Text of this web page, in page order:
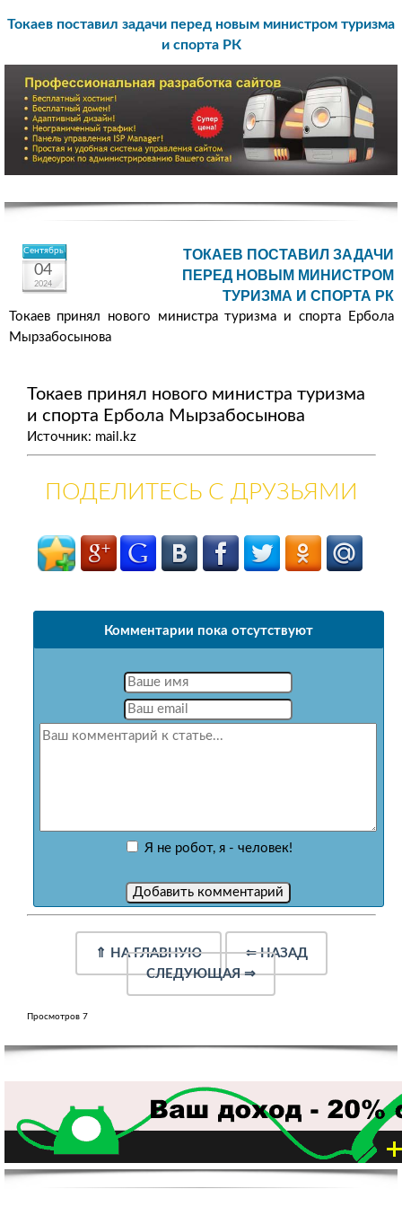
Токаев поставил задачи перед новым министром туризма
и спорта РК
Сентябрь
04
2024
ТОКАЕВ ПОСТАВИЛ ЗАДАЧИ
ПЕРЕД НОВЫМ МИНИСТРОМ
ТУРИЗМА И СПОРТА РК
Токаев принял нового министра туризма и спорта Ербола
Мырзабосынова
Токаев принял нового министра туризма
и спорта Ербола Мырзабосынова
Источник: mail.kz
ПОДЕЛИТЕСЬ С ДРУЗЬЯМИ
Комментарии пока отсутствуют
Я не робот, я - человек!
⇑ НА ГЛАВНУЮ ⇐НАЗАД
СЛЕДУЮЩАЯ⇒
Просмотров 7